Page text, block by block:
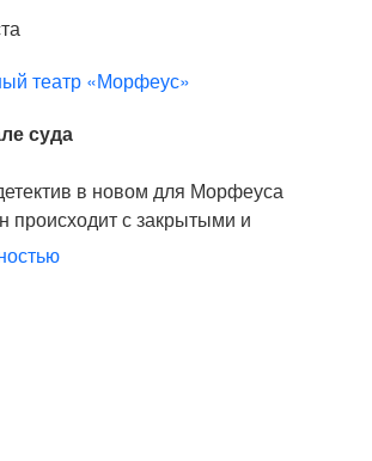
театр «Морфеус»
суда
в новом для Морфеуса
происходит с закрытыми и
Вы станете присяжными
человека, но и попытаться
городок неожиданно